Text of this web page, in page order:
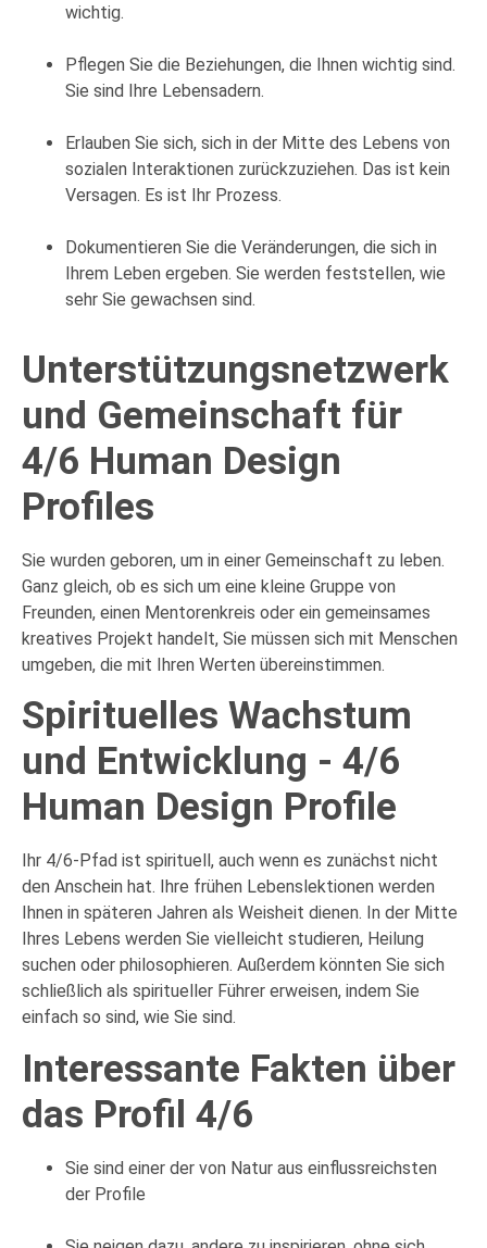
wichtig.
Pflegen Sie die Beziehungen, die Ihnen wichtig sind.
Sie sind Ihre Lebensadern.
Erlauben Sie sich, sich in der Mitte des Lebens von
sozialen Interaktionen zurückzuziehen. Das ist kein
Versagen. Es ist Ihr Prozess.
Dokumentieren Sie die Veränderungen, die sich in
Ihrem Leben ergeben. Sie werden feststellen, wie
sehr Sie gewachsen sind.
Unterstützungsnetzwerk
und Gemeinschaft für
4/6 Human Design
Profiles
Sie wurden geboren, um in einer Gemeinschaft zu leben.
Ganz gleich, ob es sich um eine kleine Gruppe von
Freunden, einen Mentorenkreis oder ein gemeinsames
kreatives Projekt handelt, Sie müssen sich mit Menschen
umgeben, die mit Ihren Werten übereinstimmen.
Spirituelles Wachstum
und Entwicklung - 4/6
Human Design Profile
Ihr 4/6-Pfad ist spirituell, auch wenn es zunächst nicht
den Anschein hat. Ihre frühen Lebenslektionen werden
Ihnen in späteren Jahren als Weisheit dienen. In der Mitte
Ihres Lebens werden Sie vielleicht studieren, Heilung
suchen oder philosophieren. Außerdem könnten Sie sich
schließlich als spiritueller Führer erweisen, indem Sie
einfach so sind, wie Sie sind.
Interessante Fakten über
das Profil 4/6
Sie sind einer der von Natur aus einflussreichsten
der Profile